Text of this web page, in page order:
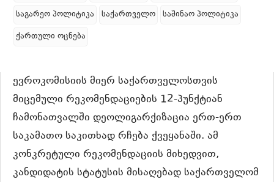
საგარეო პოლიტიკა
საქართველო საშინაო პოლიტიკა
ქართული ოცნება
ევროკომისიის მიერ საქართველოსთვის
მიცემული რეკომენდაციების 12-პუნქტიან
ჩამონათვალში დეოლიგარქიზაცია ერთ-ერთ
საკამათო საკითხად რჩება ქვეყანაში. ამ
კონკრეტული რეკომენდაციის მიხედვით,
კანდიდატის სტატუსის მისაღებად საქართველომ